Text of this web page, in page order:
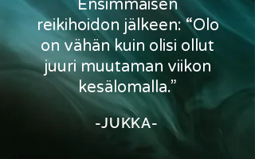
Ensimmäisen
reikihoidon jälkeen: “Olo
on vähän kuin olisi ollut
juuri muutaman viikon
kesälomalla.”
-JUKKA-